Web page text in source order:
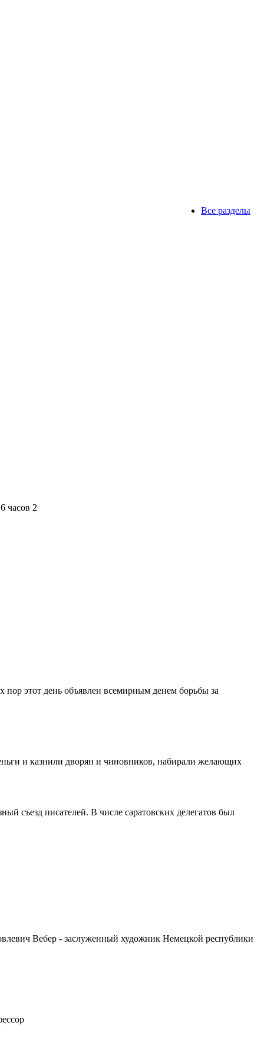
Все разделы
6 часов 2
пор этот день объявлен всемирным денем борьбы за
и казнили дворян и чиновников, набирали желающих
съезд писателей. В числе саратовских делегатов был
Вебер - заслуженный художник Немецкой республики